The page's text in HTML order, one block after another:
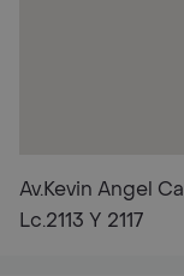
Av.Kevin Angel
Lc.2113 Y 2117